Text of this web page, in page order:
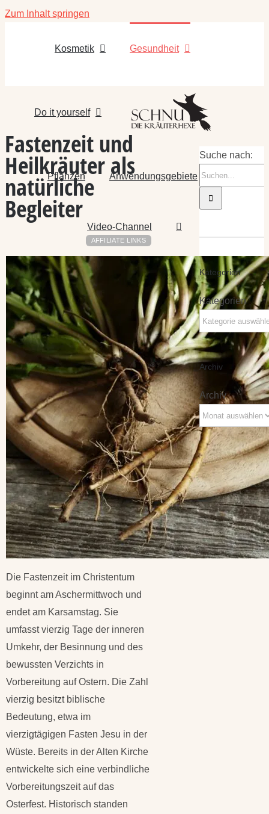
Zum Inhalt springen
Kosmetik Gesundheit
Do it yourself
Pflanzen Anwendungsgebiete
Video-Channel
Fastenzeit und
Heilkräuter als
natürliche
Begleiter
AFFILIATE LINKS
Die Fastenzeit im Christentum
beginnt am Aschermittwoch und
endet am Karsamstag. Sie
umfasst vierzig Tage der inneren
Umkehr, der Besinnung und des
bewussten Verzichts in
Vorbereitung auf Ostern. Die Zahl
vierzig besitzt biblische
Bedeutung, etwa im
vierzigtägigen Fasten Jesu in der
Wüste. Bereits in der Alten Kirche
entwickelte sich eine verbindliche
Vorbereitungszeit auf das
Osterfest. Historisch standen
Suche nach:
Kategorien
Kategorien
Archiv
Archiv